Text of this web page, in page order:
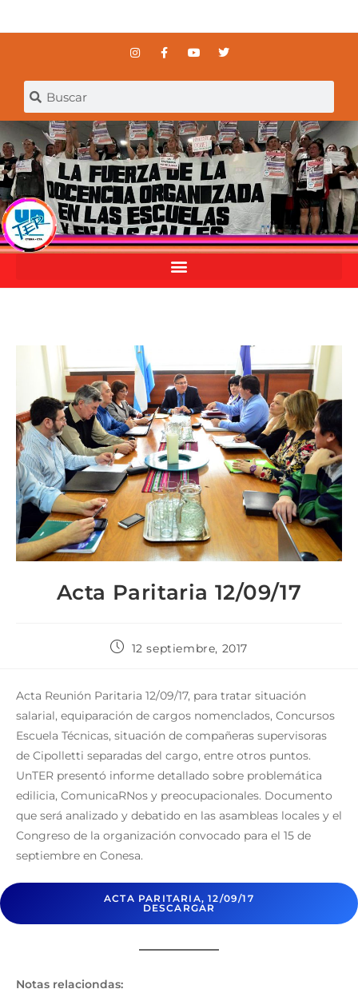
Acta Paritaria 12/09/17
12 septiembre, 2017
Acta Reunión Paritaria 12/09/17, para tratar situación
salarial, equiparación de cargos nomenclados, Concursos
Escuela Técnicas, situación de compañeras supervisoras
de Cipolletti separadas del cargo, entre otros puntos.
UnTER presentó informe detallado sobre problemática
edilicia, ComunicaRNos y preocupacionales. Documento
que será analizado y debatido en las asambleas locales y el
Congreso de la organización convocado para el 15 de
septiembre en Conesa.
ACTA PARITARIA, 12/09/17
DESCARGAR
Notas relaciondas: